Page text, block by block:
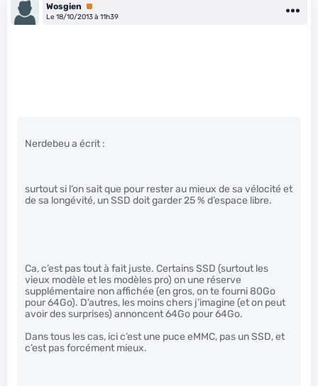
Wosgien
Premium
Le 18/10/2013 à 11h39
Nerdebeu a écrit :
surtout si l’on sait que pour rester au mieux de sa vélocité et
de sa longévité, un SSD doit garder 25 % d’espace libre.
Ca, c’est pas tout à fait juste. Certains SSD (surtout les
vieux modèle et les modèles pro) on une réserve
supplémentaire non affichée (en gros, on te fourni 80Go
pour 64Go). D’autres, les moins chers j’imagine (et on peut
avoir des surprises) annoncent 64Go pour 64Go.
Dans tous les cas, ici c’est une puce eMMC, pas un SSD, et
c’est pas forcément mieux.